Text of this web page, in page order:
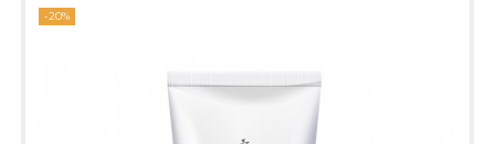
-20%